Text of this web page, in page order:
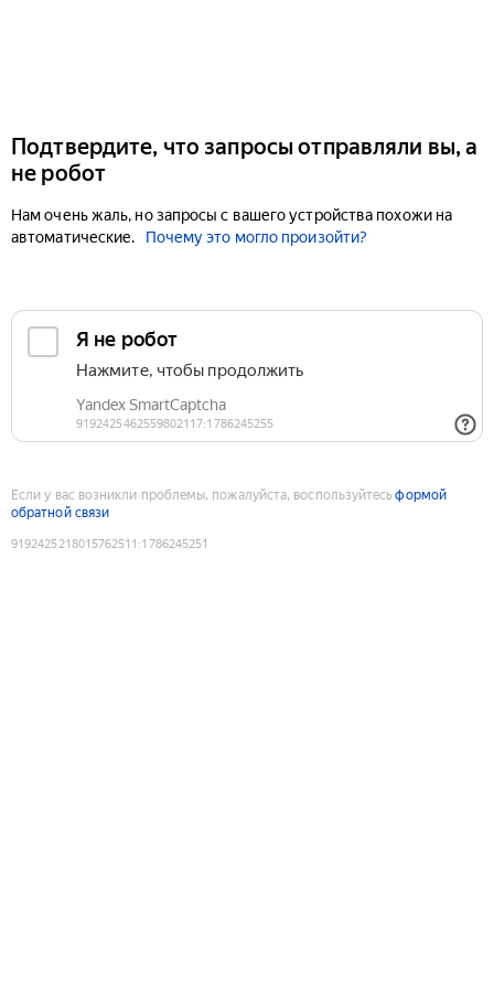
Подтвердите, что запросы отправляли вы, а
не робот
Нам очень жаль, но запросы с вашего устройства похожи на
автоматические.
Почему это могло произойти?
Если у вас возникли проблемы, пожалуйста, воспользуйтесьформой
обратной связи
9192425218015762511 :1786245251